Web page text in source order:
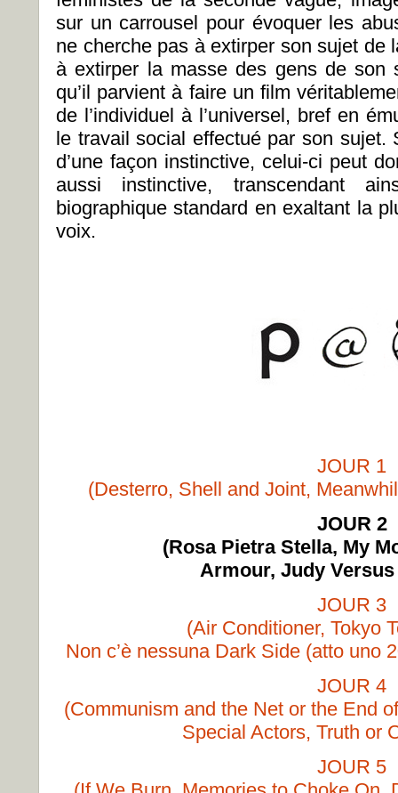
sur un carrousel pour évoquer les
ne cherche pas à extirper son sujet de
à extirper la masse des gens de son
qu’il parvient à faire un film
de l’individuel à l’universel, bref en
le travail social effectué par son sujet.
d’une façon instinctive, celui-ci peut
aussi instinctive, transcendant
biographique standard en exaltant la
voix.
JOUR 1
(Desterro, Shell and Joint,
JOUR 2
(Rosa Pietra Stella, My
Armour, Judy
JOUR 3
(Air Conditioner, Tokyo
Non c’è nessuna Dark Side (atto uno
JOUR 4
(Communism and the Net or the End
Special Actors, Truth or
JOUR 5